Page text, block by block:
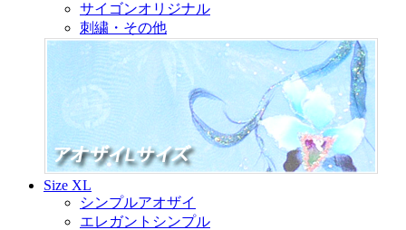
サイゴンオリジナル
刺繍・その他
Size XL
シンプルアオザイ
エレガントシンプル